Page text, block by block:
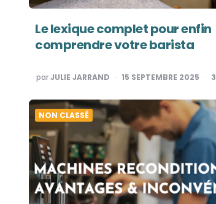
Le lexique complet pour enfin
comprendre votre barista
PUBLIÉ
PAR
parJULIE JARRAND 15 SEPTEMBRE 2025 3
NON CLASSÉ